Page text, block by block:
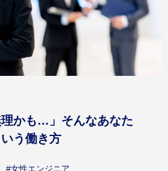
キャリア採用
考フロー
録理かも…」そんなあなた
う働き方
#女性エンジニア